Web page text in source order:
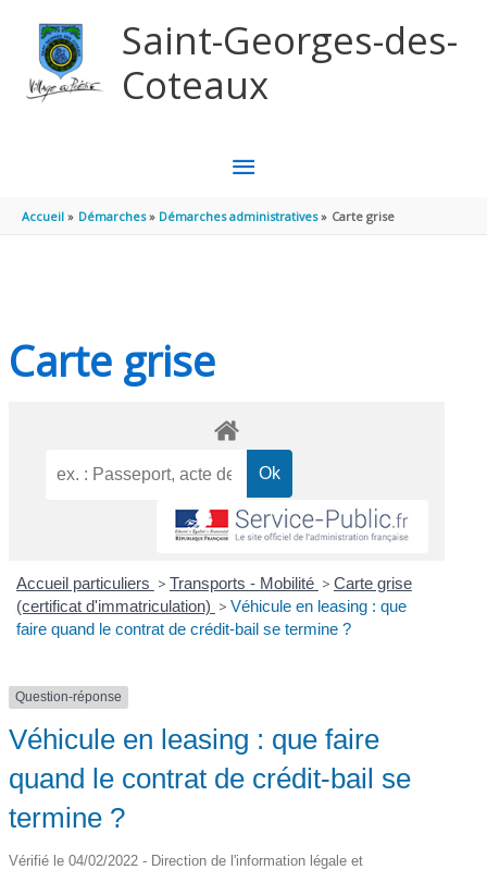
Saint-Georges-des-
Coteaux
MENU
PRINCIPAL
Accueil Démarches Démarches administratives Carte grise
Carte grise
Accueil particuliers > Transports - Mobilité > Carte grise
(certificat d'immatriculation) > Véhicule en leasing : que
faire quand le contrat de crédit-bail se termine ?
Question-réponse
Véhicule en leasing : que faire
quand le contrat de crédit-bail se
termine ?
Vérifié le 04/02/2022 - Direction de l'information légale et